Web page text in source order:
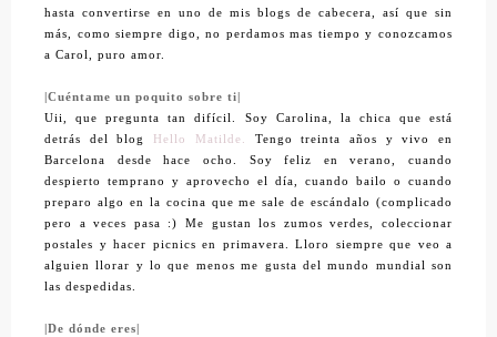
hasta convertirse en uno de mis blogs de cabecera, así que sin
más, como siempre digo, no perdamos mas tiempo y conozcamos
a Carol, puro amor.
|Cuéntame un poquito sobre ti|
Uii, que pregunta tan difícil. Soy Carolina, la chica que está
detrás del blog
Hello Matilde.
Tengo treinta años y vivo en
Barcelona desde hace ocho. Soy feliz en verano, cuando
despierto temprano y aprovecho el día, cuando bailo o cuando
preparo algo en la cocina que me sale de escándalo (complicado
pero a veces pasa :) Me gustan los zumos verdes, coleccionar
postales y hacer picnics en primavera. Lloro siempre que veo a
alguien llorar y lo que menos me gusta del mundo mundial son
las despedidas.
|De dónde eres|